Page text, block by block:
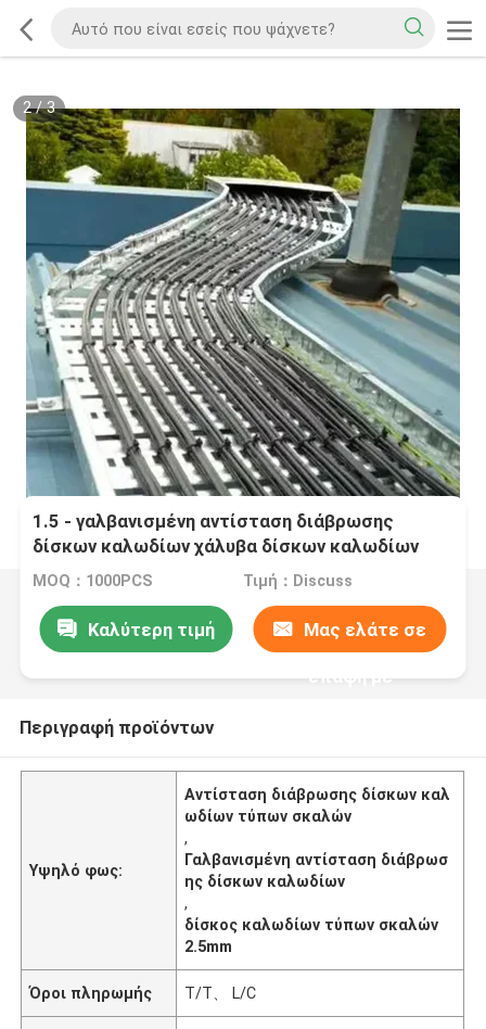
2/3
1.5 - γαλβανισμένη αντίσταση διάβρωσης
δίσκων καλωδίων χάλυβα δίσκων καλωδίων
τύπων σκαλών 2.5mm
MOQ：1000PCS Τιμή：Discuss
Καλύτερη τιμή Μας ελάτε σε
επαφή με
Περιγραφή προϊόντων
Υψηλό φως:
Αντίσταση διάβρωσης δίσκων καλ
ωδίων τύπων σκαλών
,
Γαλβανισμένη αντίσταση διάβρωσ
ης δίσκων καλωδίων
,
δίσκος καλωδίων τύπων σκαλών
2.5mm
Όροι πληρωμής T/T、 L/C